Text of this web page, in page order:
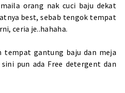
orang nak cuci baju dekat
best, sebab tengok tempat
ceria je..hahaha.
tempat gantung baju dan meja
pun ada Free detergent dan